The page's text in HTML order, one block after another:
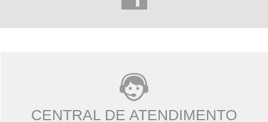
CENTRAL DE ATENDIMENTO